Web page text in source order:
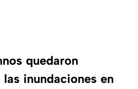
quedaron
inundaciones en